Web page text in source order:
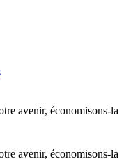
avenir, économisons-la
avenir, économisons-la